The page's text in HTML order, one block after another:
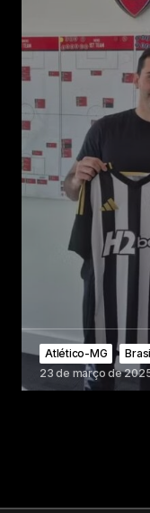
Atlético-MG
23 de março de